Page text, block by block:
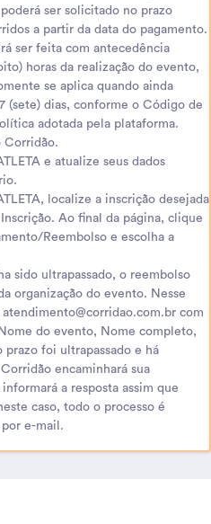
ser solicitado no prazo
a partir da data do pagamento.
ser feita com antecedência
horas da realização do evento,
se aplica quando ainda
(sete) dias, conforme o Código de
adotada pela plataforma.
Corridão.
e atualize seus dados
localize a inscrição desejada
Ao final da página, clique
Reembolso e escolha a
sido ultrapassado, o reembolso
organização do evento. Nesse
com
do evento, Nome completo,
prazo foi ultrapassado e há
encaminhará sua
a resposta assim que
caso, todo o processo é
e-mail.